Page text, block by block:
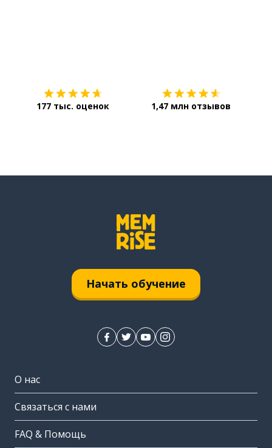
177 тыс. оценок 1,47 млн отзывов
Начать обучение
О нас
Связаться с нами
FAQ & Помощь